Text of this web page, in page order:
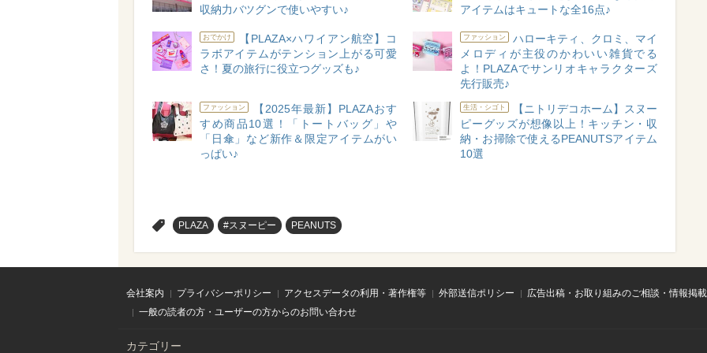
収納力バツグンで使いやすい♪
アイテムはキュートな全16点♪
おでかけ
【PLAZA×ハワイアン航空】コ
ラボアイテムがテンション上がる可愛
さ！夏の旅行に役立つグッズも♪
ファッション
ハローキティ、クロミ、マイ
メロディが主役のかわいい雑貨でる
よ！PLAZAでサンリオキャラクターズ
先行販売♪
ファッション
【2025年最新】PLAZAおす
すめ商品10選！「トートバッグ」や
「日傘」など新作＆限定アイテムがい
っぱい♪
生活・シゴト
【ニトリデコホーム】スヌー
ピーグッズが想像以上！キッチン・収
納・お掃除で使えるPEANUTSアイテム
10選
PLAZA #スヌーピー PEANUTS
会社案内 プライバシーポリシー アクセスデータの利用・著作権等 外部送信ポリシー
広告出稿・お取り組みのご相談・情報掲
一般の読者の方・ユーザーの方からのお問い合わせ
カテゴリー